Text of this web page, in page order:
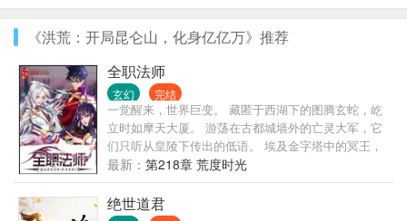
《洪荒：开局昆仑山，化身亿亿万》推荐
全职法师
玄幻 完结
一觉醒来，世界巨变。 藏匿于西湖下的图腾玄蛇，屹
立时如摩天大厦。 游荡在古都城墙外的亡灵大军，它
们只听从皇陵下传出的低语。 埃及金字塔中的冥王，
它和它的部众始终觊觎着东方大地！ 伦敦有着伟大的
驯龙世家。 希腊帕特农圣山上，有神女祈福。 威尼斯
被誉为水系魔法之都。 奈斯卡巨画从沉睡中苏醒。 贺
最新： 第218章 荒度时光
绝世道君